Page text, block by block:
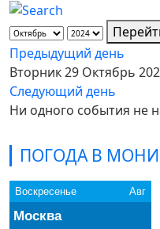
ПОГОДА В
Воскресенье Авг
Москва
Предыдущий день
Вторник 29 Октябрь
Следующий день
Ни одного события не